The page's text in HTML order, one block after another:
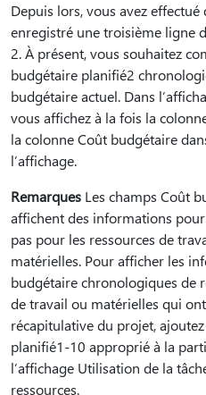
Depuis lors, vous avez effectué
enregistré une troisième ligne
2. À présent, vous souhaitez
budgétaire planifié2
budgétaire actuel. Dans
vous affichez à la fois la
la colonne Coût budgétaire
l’affichage.
Remarques Les champs Coût
affichent des informations
pas pour les ressources de
matérielles. Pour afficher les
budgétaire chronologiques de
de travail ou matérielles qui
récapitulative du projet,
planifié1-10 approprié à la
l’affichage Utilisation de la
ressources.